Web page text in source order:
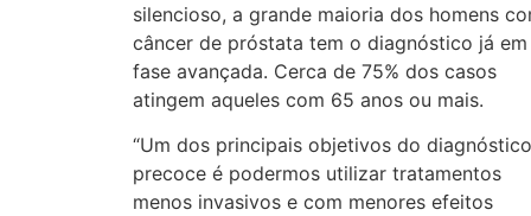
silencioso, a grande maioria dos homens
câncer de próstata tem o diagnóstico já em
fase avançada. Cerca de 75% dos casos
atingem aqueles com 65 anos ou mais.
“Um dos principais objetivos do diagnóstico
precoce é podermos utilizar tratamentos
menos invasivos e com menores efeitos